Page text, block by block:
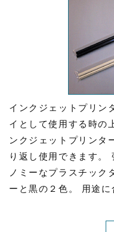
インクジェットプリン
イとして使用する時の
ンクジェットプリンタ
り返し使用できます。
ノミーなプラスチック
ーと黒の２色。 用途に